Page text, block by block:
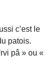
c’est le
patois.
pâ » ou «